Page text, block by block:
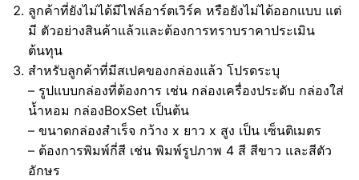
ลูกค้าที่ยังไม่ได้มีไฟล์อาร์ตเวิร์ค หรือยังไม่ได้ออกแบบ แต่
มี ตัวอย่างสินค้าแล้วและต้องการทราบราคาประเมิน
ต้นทุน
สำหรับลูกค้าที่มีสเปคของกล่องแล้ว โปรดระบุ
– รูปแบบกล่องที่ต้องการ เช่น กล่องเครื่องประดับ กล่องใส่
น้ำหอม กล่องBoxSet เป็นต้น
– ขนาดกล่องสำเร็จ กว้าง x ยาว x สูง เป็น เซ็นติเมตร
– ต้องการพิมพ์กี่สี เช่น พิมพ์รูปภาพ 4 สี สีขาว และสีตัว
อักษร